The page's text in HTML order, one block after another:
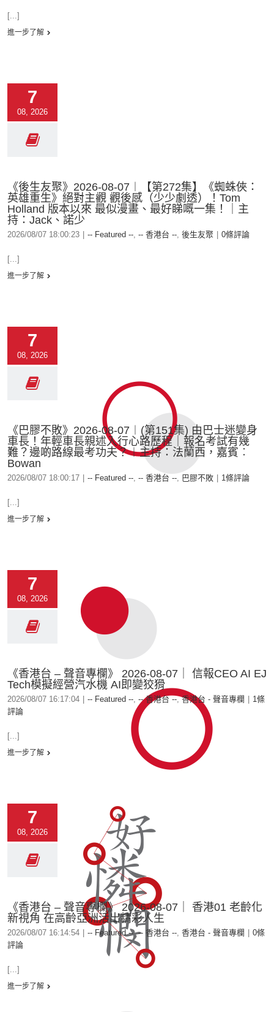
[...]
進一步了解
7
08, 2026
《後生友聚》2026-08-07︱【第272集】《蜘蛛俠：
英雄重生》絕對主觀 觀後感（少少劇透）！Tom
Holland 版本以來 最似漫畫、最好睇嘅一集！｜主
持：Jack、諾少
2026/08/07 18:00:23 -- Featured --, -- 香港台 --, 後生友聚 0條評論
[...]
進一步了解
7
08, 2026
《巴膠不敗》2026-08-07︱(第151集) 由巴士迷變身
車長！年輕車長親述入行心路歷程｜報名考試有幾
難？邊啲路線最考功夫？︱主持：法蘭西，嘉賓︰
Bowan
2026/08/07 18:00:17 -- Featured --, -- 香港台 --, 巴膠不敗 1條評論
[...]
進一步了解
7
08, 2026
《香港台 – 聲音專欄》 2026-08-07｜ 信報CEO AI EJ
Tech模擬經營汽水機 AI即變狡猾
2026/08/07 16:17:04 -- Featured --, -- 香港台 --,香港台 - 聲音專欄
1條
評論
[...]
進一步了解
7
08, 2026
《香港台 – 聲音專欄》 2026-08-07｜ 香港01 老齡化
新視角 在高齡亞洲活出精彩人生
2026/08/07 16:14:54 -- Featured --,-- 香港台 --, 香港台 - 聲音專欄
0條
評論
[...]
進一步了解